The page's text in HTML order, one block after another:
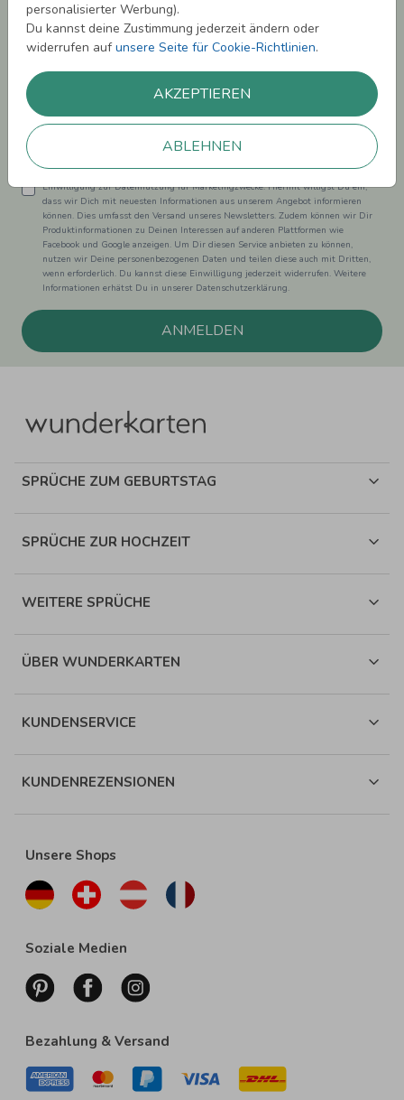
personalisierter Werbung).
Du kannst deine Zustimmung jederzeit ändern oder
widerrufen aufunsere Seite für Cookie-Richtlinien.
AKZEPTIEREN
ABLEHNEN
Newsletter abonnieren und 5,00 € Rabatt**
sichern!
Laufenden.
Einwilligung zur Datennutzung für Marketingzwecke: Hiermit willigst Du ein,
dass wir Dich mit neuesten Informationen aus unserem Angebot informieren
können. Dies umfasst den Versand unseres Newsletters. Zudem können wir Dir
Produktinformationen zu Deinen Interessen auf anderen Plattformen wie
Facebook und Google anzeigen. Um Dir diesen Service anbieten zu können,
nutzen wir Deine personenbezogenen Daten und teilen diese auch mit Dritten,
wenn erforderlich. Du kannst diese Einwilligung jederzeit widerrufen. Weitere
Informationen erhätst Du in unserer Datenschutzerklärung.
ANMELDEN
SPRÜCHE ZUM GEBURTSTAG
SPRÜCHE ZUR HOCHZEIT
WEITERE SPRÜCHE
ÜBER WUNDERKARTEN
KUNDENSERVICE
KUNDENREZENSIONEN
Unsere Shops
Soziale Medien
Bezahlung & Versand